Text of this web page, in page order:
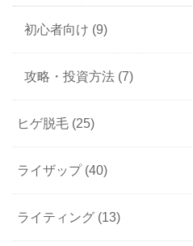
初心者向け (9)
攻略・投資方法 (7)
ヒゲ脱毛 (25)
ライザップ (40)
ライティング (13)